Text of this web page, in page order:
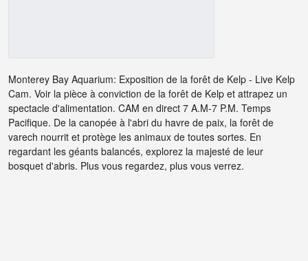
Monterey Bay Aquarium: Exposition de la forêt de Kelp - Live Kelp
Cam. Voir la pièce à conviction de la forêt de Kelp et attrapez un
spectacle d'alimentation. CAM en direct 7 A.M-7 P.M. Temps
Pacifique. De la canopée à l'abri du havre de paix, la forêt de
varech nourrit et protège les animaux de toutes sortes. En
regardant les géants balancés, explorez la majesté de leur
bosquet d'abris. Plus vous regardez, plus vous verrez.